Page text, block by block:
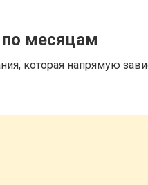
месяцам
которая напрямую